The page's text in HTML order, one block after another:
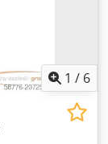
1 / 6